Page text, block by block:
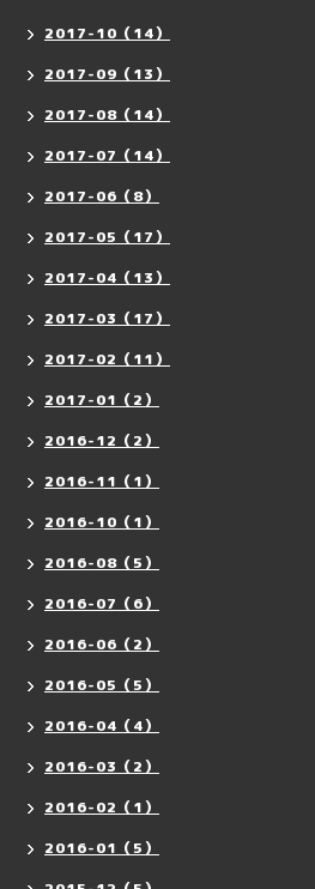
2017-10（14）
2017-09（13）
2017-08（14）
2017-07（14）
2017-06（8）
2017-05（17）
2017-04（13）
2017-03（17）
2017-02（11）
2017-01（2）
2016-12（2）
2016-11（1）
2016-10（1）
2016-08（5）
2016-07（6）
2016-06（2）
2016-05（5）
2016-04（4）
2016-03（2）
2016-02（1）
2016-01（5）